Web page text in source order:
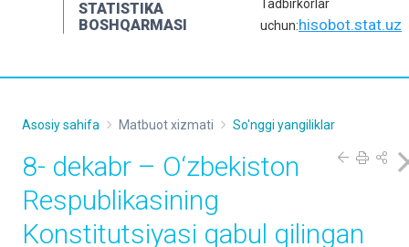
STATISTIKA
BOSHQARMASI
Tadbirkorlar
uchun:hisobot.stat.uz
MATBUOT XIZMATI
KONTAKTLAR
Asosiy sahifa Matbuot xizmati So'nggi yangiliklar
8- dekabr – O‘zbekiston
Respublikasining
Konstitutsiyasi qabul qilingan